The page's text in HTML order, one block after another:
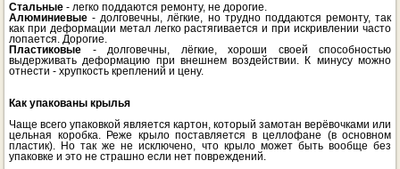
Стальные - легко поддаются ремонту, не дорогие.
Алюминиевые - долговечны, лёгкие, но трудно поддаются ремонту, так
как при деформации метал легко растягивается и при искривлении часто
лопается. Дорогие.
Пластиковые - долговечны, лёгкие, хороши своей способностью
выдерживать деформацию при внешнем воздействии. К минусу можно
отнести - хрупкость креплений и цену.
Как упакованы крылья
Чаще всего упаковкой является картон, который замотан верёвочками или
цельная коробка. Реже крыло поставляется в целлофане (в основном
пластик). Но так же не исключено, что крыло может быть вообще без
упаковке и это не страшно если нет повреждений.